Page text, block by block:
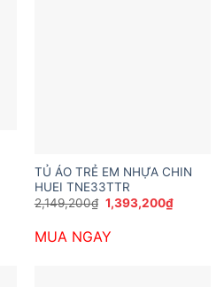
TỦ ÁO TRẺ EM NHỰA CHIN
HUEI TNE33TTR
2,149,200₫ Giá
gốc
2,149,200₫.
1,393,200₫Giá
hiện
MUA NGAY